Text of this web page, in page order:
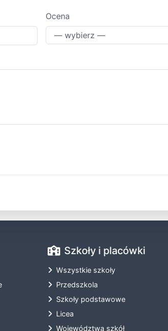
Ocena
Szkoły i placówki
Wszystkie szkoły
Przedszkola
Szkoły podstawowe
Licea
Województwa szkół